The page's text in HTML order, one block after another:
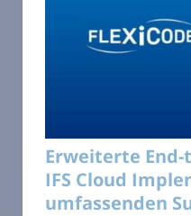
Erweiterte End-
IFS Cloud
umfassenden